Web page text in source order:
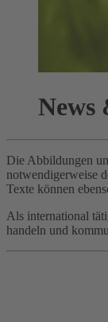
News
Die Abbildungen
notwendigerweise
Texte können
Als international
handeln und